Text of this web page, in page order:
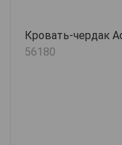
Кровать-чердак
56180